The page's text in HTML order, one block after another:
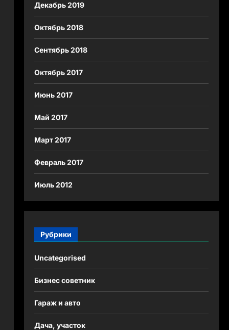
Декабрь 2019
Октябрь 2018
Сентябрь 2018
Октябрь 2017
Июнь 2017
Май 2017
Март 2017
Февраль 2017
Июль 2012
Рубрики
Uncategorised
Бизнес советник
Гараж и авто
Дача, участок